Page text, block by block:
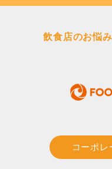
飲食店のお悩
コーポレ